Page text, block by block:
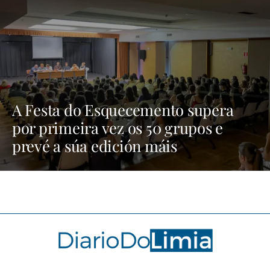
A Festa do Esquecemento supera
por primeira vez os 50 grupos e
prevé a súa edición máis
multitudinaria | NOTICIAS XINZO